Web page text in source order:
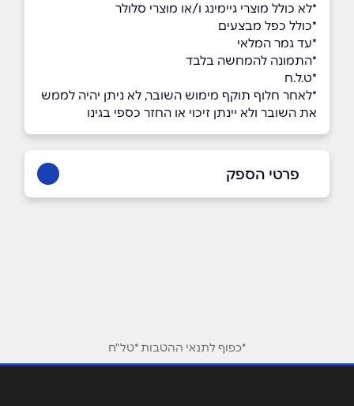
*לא כולל מוצרי גיימינג ו/או מוצרי סלולר
*כולל כפל מבצעים
*עד גמר המלאי
*התמונה להמחשה בלבד
*ט.ל.ח
*לאחר חלוף תוקף מימוש השובר, לא ניתן יהיה לממש
את השובר ולא יינתן זיכוי או החזר כספי בגינו
פרטי הספק
*כפוף לתנאי ההטבות *טל"ח